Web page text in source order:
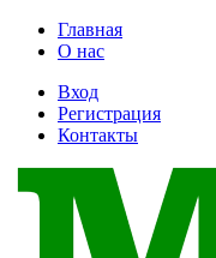
Главная
О нас
Вход
Регистрация
Контакты